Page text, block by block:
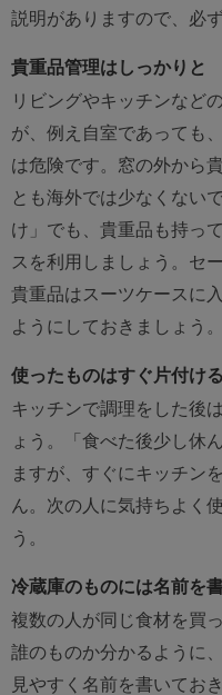
説明がありますので、必
貴重品管理はしっかりと
リビングやキッチンなど
が、例え自室であっても
は危険です。窓の外から
とも海外では少なくない
け」でも、貴重品も持っ
スを利用しましょう。セ
貴重品はスーツケースに
ようにしておきましょう。
使ったものはすぐ片付ける
キッチンで調理をした後
ょう。「食べた後少し休
ますが、すぐにキッチン
ん。次の人に気持ちよく
う。
冷蔵庫のものには名前を
複数の人が同じ食材を買
誰のものか分かるように
見やすく名前を書いてお